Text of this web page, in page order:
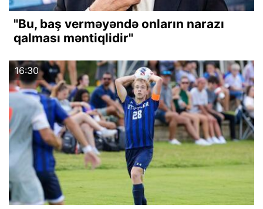
"Bu, baş verməyəndə onların narazı
qalması məntiqlidir"
16:30